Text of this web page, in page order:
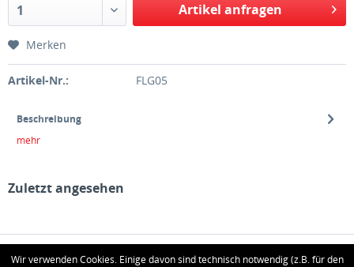
1 Artikel anfragen
Merken
Artikel-Nr.: FLG05
Beschreibung
mehr
Zuletzt angesehen
Wir verwenden Cookies. Einige davon sind technisch notwendig (z.B. für den